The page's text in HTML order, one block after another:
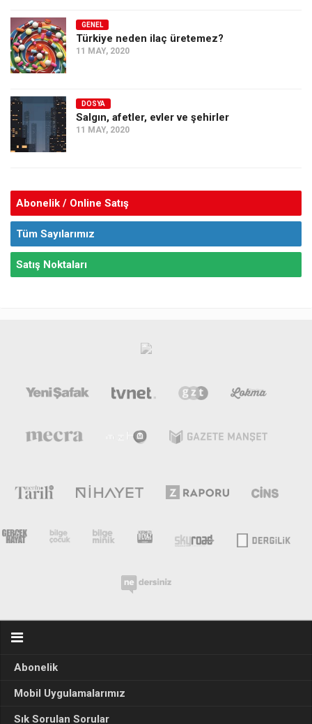
GENEL
Türkiye neden ilaç üretemez?
11 MAY, 2020
DOSYA
Salgın, afetler, evler ve şehirler
11 MAY, 2020
Abonelik / Online Satış
Tüm Sayılarımız
Satış Noktaları
Abonelik
Mobil Uygulamalarımız
Sık Sorulan Sorular